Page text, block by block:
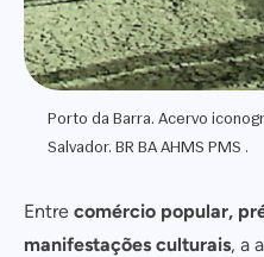
Porto da Barra. Acervo
Salvador. BR BA AHMS PMS .
Entre comércio popular,
manifestações culturais, a